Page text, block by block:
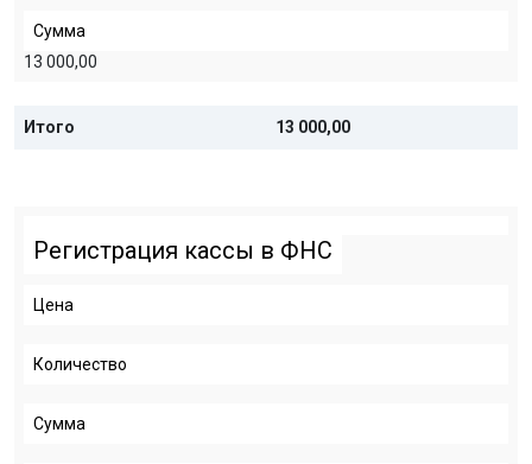
Сумма
13 000,00
Итого 13 000,00
Регистрация кассы в ФНС
Цена
Количество
Сумма